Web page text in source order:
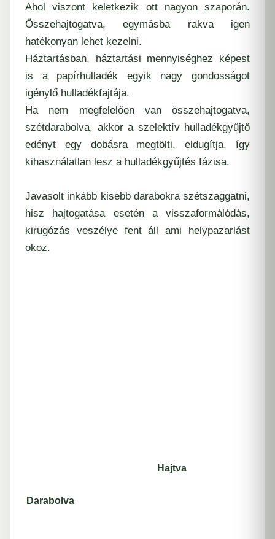
Ahol viszont keletkezik ott nagyon szaporán.
Összehajtogatva, egymásba rakva igen
hatékonyan lehet kezelni.
Háztartásban, háztartási mennyiséghez képest
is a papírhulladék egyik nagy gondosságot
igénylő hulladékfajtája.
Ha nem megfelelően van összehajtogatva,
szétdarabolva, akkor a szelektív hulladékgyűjtő
edényt egy dobásra megtölti, eldugítja, így
kihasználatlan lesz a hulladékgyűjtés fázisa.
Javasolt inkább kisebb darabokra szétszaggatni,
hisz hajtogatása esetén a visszaformálódás,
kirugózás veszélye fent áll ami helypazarlást
okoz.
Darabolva
Hajtva